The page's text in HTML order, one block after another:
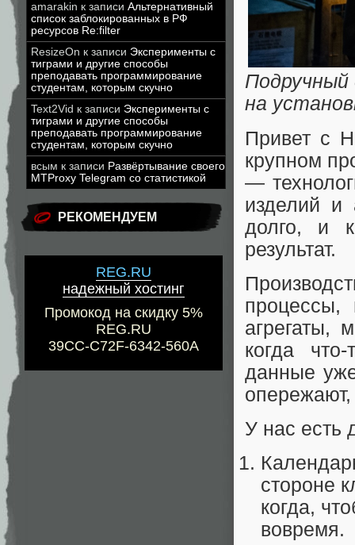
amarakin к записи Альтернативный
список заблокированных в РФ
ресурсов Re:filter
ResizeOn к записи Эксперименты с
тиграми и другие способы
преподавать программирование
студентам, которым скучно
Text2Vid к записи Эксперименты с
тиграми и другие способы
преподавать программирование
студентам, которым скучно
всым к записи Развёртывание своего
MTProxy Telegram со статистикой
РЕКОМЕНДУЕМ
REG.RU
надежный хостинг
Промокод на скидку 5%
REG.RU
39CC-C72F-6342-560A
на
Привет с
крупном
—
изделий и
долго, и
результат.
процессы,
агрегаты,
когда
данные
опережают,
У нас есть
стороне
когда,
вовремя.